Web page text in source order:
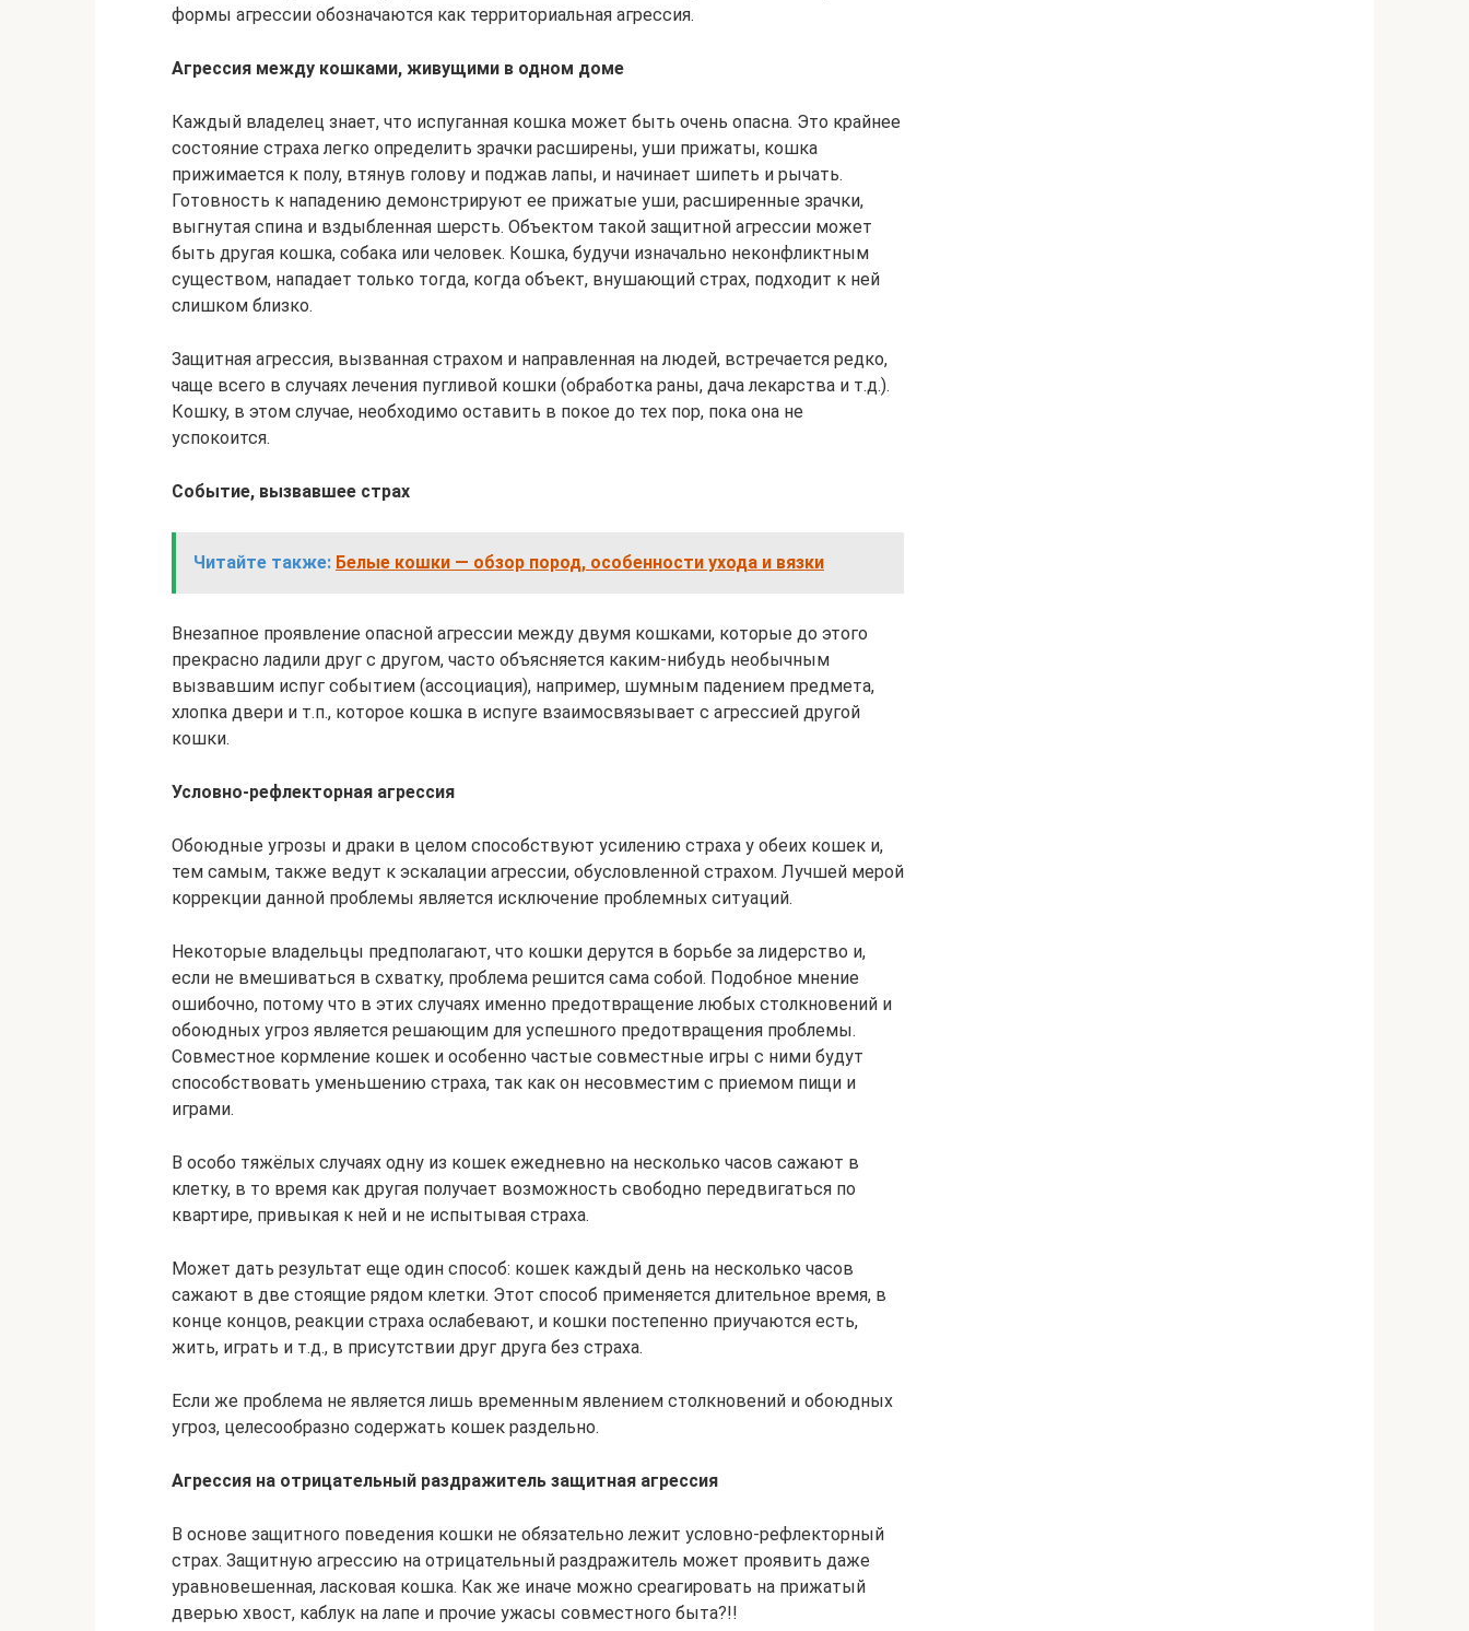
формы агрессии обозначаются как территориальная агрессия.
Агрессия между кошками, живущими в одном доме
Каждый владелец знает, что испуганная кошка может быть очень опасна. Это крайнее
состояние страха легко определить зрачки расширены, уши прижаты, кошка
прижимается к полу, втянув голову и поджав лапы, и начинает шипеть и рычать.
Готовность к нападению демонстрируют ее прижатые уши, расширенные зрачки,
выгнутая спина и вздыбленная шерсть. Объектом такой защитной агрессии может
быть другая кошка, собака или человек. Кошка, будучи изначально неконфликтным
существом, нападает только тогда, когда объект, внушающий страх, подходит к ней
слишком близко.
Защитная агрессия, вызванная страхом и направленная на людей, встречается редко,
чаще всего в случаях лечения пугливой кошки (обработка раны, дача лекарства и т.д.).
Кошку, в этом случае, необходимо оставить в покое до тех пор, пока она не
успокоится.
Событие, вызвавшее страх
Читайте также: Белые кошки — обзор пород, особенности ухода и вязки
Внезапное проявление опасной агрессии между двумя кошками, которые до этого
прекрасно ладили друг с другом, часто объясняется каким-нибудь необычным
вызвавшим испуг событием (ассоциация), например, шумным падением предмета,
хлопка двери и т.п., которое кошка в испуге взаимосвязывает с агрессией другой
кошки.
Условно-рефлекторная агрессия
Обоюдные угрозы и драки в целом способствуют усилению страха у обеих кошек и,
тем самым, также ведут к эскалации агрессии, обусловленной страхом. Лучшей мерой
коррекции данной проблемы является исключение проблемных ситуаций.
Некоторые владельцы предполагают, что кошки дерутся в борьбе за лидерство и,
если не вмешиваться в схватку, проблема решится сама собой. Подобное мнение
ошибочно, потому что в этих случаях именно предотвращение любых столкновений и
обоюдных угроз является решающим для успешного предотвращения проблемы.
Совместное кормление кошек и особенно частые совместные игры с ними будут
способствовать уменьшению страха, так как он несовместим с приемом пищи и
играми.
В особо тяжёлых случаях одну из кошек ежедневно на несколько часов сажают в
клетку, в то время как другая получает возможность свободно передвигаться по
квартире, привыкая к ней и не испытывая страха.
Может дать результат еще один способ: кошек каждый день на несколько часов
сажают в две стоящие рядом клетки. Этот способ применяется длительное время, в
конце концов, реакции страха ослабевают, и кошки постепенно приучаются есть,
жить, играть и т.д., в присутствии друг друга без страха.
Если же проблема не является лишь временным явлением столкновений и обоюдных
угроз, целесообразно содержать кошек раздельно.
Агрессия на отрицательный раздражитель защитная агрессия
В основе защитного поведения кошки не обязательно лежит условно-рефлекторный
страх. Защитную агрессию на отрицательный раздражитель может проявить даже
уравновешенная, ласковая кошка. Как же иначе можно среагировать на прижатый
дверью хвост, каблук на лапе и прочие ужасы совместного быта?!!